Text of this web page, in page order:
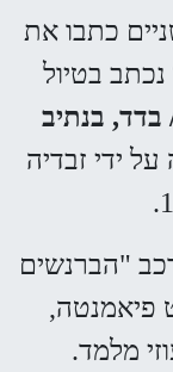
כתבו את
בטיול
בנתיב
ידי זבדיה
ההרכב "הברנשים
פיאמנטה,
מלמד.